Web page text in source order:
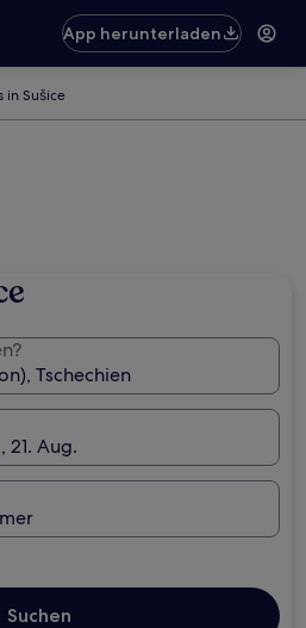
App herunterladen
in Sušice
Tschechien
21. Aug.
Suchen